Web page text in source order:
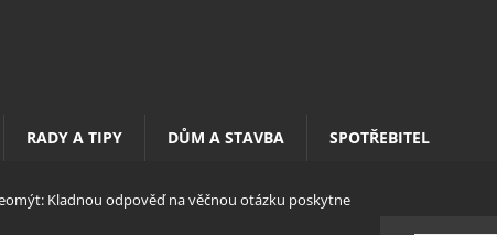
RADY A TIPY DŮM A STAVBA SPOTŘEBITEL
Kladnou odpověď na věčnou otázku poskytne